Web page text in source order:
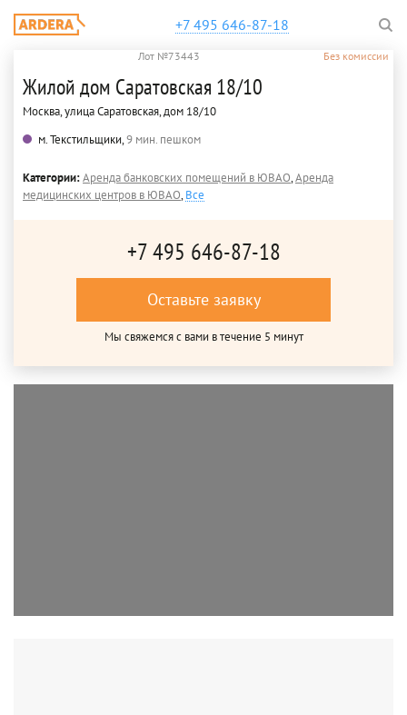
+7 495 646-87-18
Лот №73443 Без комиссии
Жилой дом Саратовская 18/10
Москва, улица Саратовская, дом 18/10
м. Текстильщики,9 мин. пешком
Категории:Аренда банковских помещений в ЮВАО,Аренда
медицинских центров в ЮВАО,Все
+7 495 646-87-18
Оставьте заявку
Мы свяжемся с вами в течение 5 минут